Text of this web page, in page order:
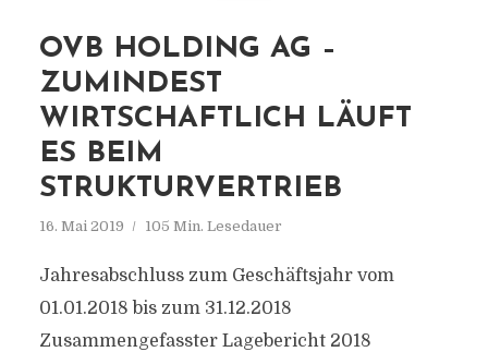
OVB HOLDING AG –
ZUMINDEST
WIRTSCHAFTLICH LÄUFT
ES BEIM
STRUKTURVERTRIEB
16. Mai 2019 105 Min. Lesedauer
Jahresabschluss zum Geschäftsjahr vom
01.01.2018 bis zum 31.12.2018
Zusammengefasster Lagebericht 2018